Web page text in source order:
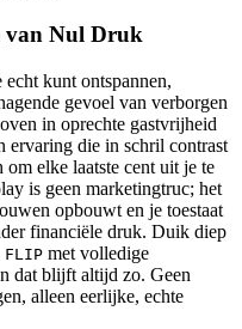
van Nul Druk
kunt ontspannen,
gevoel van verborgen
in oprechte gastvrijheid
ervaring die in schril contrast
elke laatste cent uit je te
is geen marketingtruc; het
opbouwt en je toestaat
financiële druk. Duik diep
FLIP met volledige
dat blijft altijd zo. Geen
alleen eerlijke, echte